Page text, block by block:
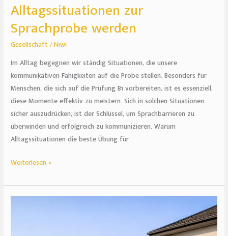
Alltagssituationen zur
Sprachprobe werden
Gesellschaft/Niwi
Im Alltag begegnen wir ständig Situationen, die unsere
kommunikativen Fähigkeiten auf die Probe stellen. Besonders für
Menschen, die sich auf die Prüfung B1 vorbereiten, ist es essenziell,
diese Momente effektiv zu meistern. Sich in solchen Situationen
sicher auszudrücken, ist der Schlüssel, um Sprachbarrieren zu
überwinden und erfolgreich zu kommunizieren. Warum
Alltagssituationen die beste Übung für
Weiterlesen »